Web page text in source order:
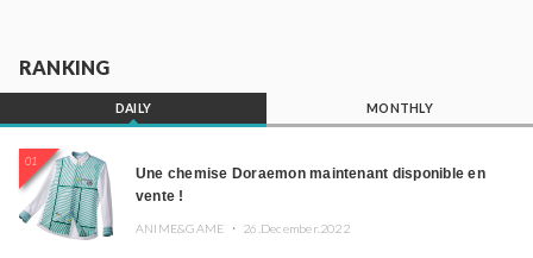
RANKING
DAILY MONTHLY
01
Une chemise Doraemon maintenant disponible en
vente !
ANIME&GAME ・ 26.December.2022